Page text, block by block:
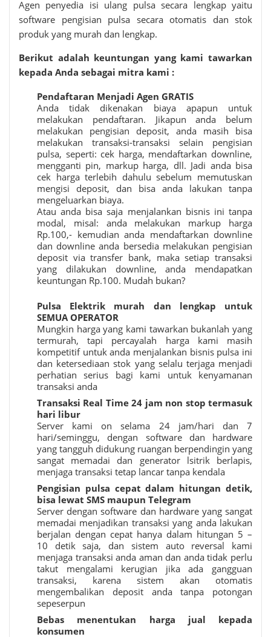
Agen penyedia isi ulang pulsa secara lengkap yaitu
software pengisian pulsa secara otomatis dan stok
produk yang murah dan lengkap.
Berikut adalah keuntungan yang kami tawarkan
kepada Anda sebagai mitra kami :
Pendaftaran Menjadi Agen GRATIS
Anda tidak dikenakan biaya apapun untuk
melakukan pendaftaran. Jikapun anda belum
melakukan pengisian deposit, anda masih bisa
melakukan transaksi-transaksi selain pengisian
pulsa, seperti: cek harga, mendaftarkan downline,
mengganti pin, markup harga, dll. Jadi anda bisa
cek harga terlebih dahulu sebelum memutuskan
mengisi deposit, dan bisa anda lakukan tanpa
mengeluarkan biaya.
Atau anda bisa saja menjalankan bisnis ini tanpa
modal, misal: anda melakukan markup harga
Rp.100,- kemudian anda mendaftarkan downline
dan downline anda bersedia melakukan pengisian
deposit via transfer bank, maka setiap transaksi
yang dilakukan downline, anda mendapatkan
keuntungan Rp.100. Mudah bukan?
Pulsa Elektrik murah dan lengkap untuk
SEMUA OPERATOR
Mungkin harga yang kami tawarkan bukanlah yang
termurah, tapi percayalah harga kami masih
kompetitif untuk anda menjalankan bisnis pulsa ini
dan ketersediaan stok yang selalu terjaga menjadi
perhatian serius bagi kami untuk kenyamanan
transaksi anda
Transaksi Real Time 24 jam non stop termasuk
hari libur
Server kami on selama 24 jam/hari dan 7
hari/seminggu, dengan software dan hardware
yang tangguh didukung ruangan berpendingin yang
sangat memadai dan generator lsitrik berlapis,
menjaga transaksi tetap lancar tanpa kendala
Pengisian pulsa cepat dalam hitungan detik,
bisa lewat SMS maupun Telegram
Server dengan software dan hardware yang sangat
memadai menjadikan transaksi yang anda lakukan
berjalan dengan cepat hanya dalam hitungan 5 –
10 detik saja, dan sistem auto reversal kami
menjaga transaksi anda aman dan anda tidak perlu
takut mengalami kerugian jika ada gangguan
transaksi, karena sistem akan otomatis
mengembalikan deposit anda tanpa potongan
sepeserpun
Bebas menentukan harga jual kepada
konsumen